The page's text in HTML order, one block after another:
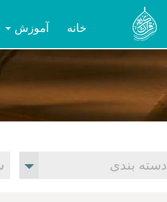
خانه آموزش